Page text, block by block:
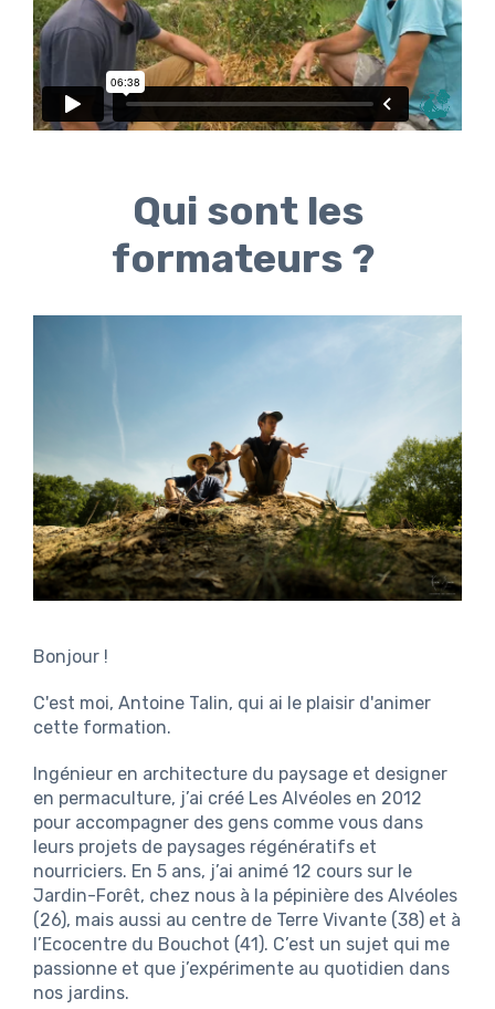
Qui sont les
formateurs ?
Bonjour !
C'est moi, Antoine Talin, qui ai le plaisir d'animer
cette formation.
Ingénieur en architecture du paysage et designer
en permaculture, j’ai créé Les Alvéoles en 2012
pour accompagner des gens comme vous dans
leurs projets de paysages régénératifs et
nourriciers. En 5 ans, j’ai animé 12 cours sur le
Jardin-Forêt, chez nous à la pépinière des Alvéoles
(26), mais aussi au centre de Terre Vivante (38) et à
l’Ecocentre du Bouchot (41). C’est un sujet qui me
passionne et que j’expérimente au quotidien dans
nos jardins.